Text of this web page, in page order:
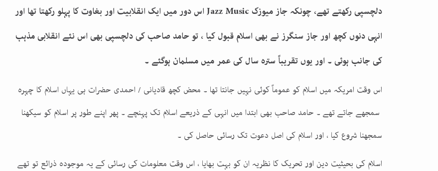
دلچسپی رکھتے تھے، چونکہ جاز میوزک Jazz Music اس دور میں ایک انقلابیت اور بغاوت کا پہلو رکھتا تھا اور
انہی دنوں کچھ اور جاز سنگرز نے بھی اسلام قبول کیا ، تو حامد صاحب کی دلچسپی بھی اس نئے انقلابی مذہب
کی جانب ہوئی ۔ اور یوں تقریباً سترہ سال کی عمر میں مسلمان ہوگئے ۔
اس وقت امریکہ میں اسلام کو عموماً کوئی نہیں جانتا تھا ۔ محض کچھ قادیانی / احمدی حضرات ہی یہاں اسلام کا چہرہ
سمجھے جاتے تھے ۔ حامد صاحب بھی ابتدا میں انہی کے ذریعے اسلام تک پہنچے ۔ پھر اپنے طور پر اسلام کو سیکھنا
سمجھنا شروع کیا ، اور اسلام کی اصل دعوت تک رسائی حاصل کی ۔
اسلام کی بحیثیت دین اور تحریک کا نظریہ ان کو بہت بھایا ، اس وقت معلومات کی رسائی کے یہ موجودہ ذرائع تو تھے